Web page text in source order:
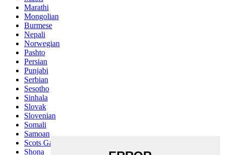
Marathi
Mongolian
Burmese
Nepali
Norwegian
Pashto
Persian
Punjabi
Serbian
Sesotho
Sinhala
Slovak
Slovenian
Somali
Samoan
Scots Gaelic
Shona